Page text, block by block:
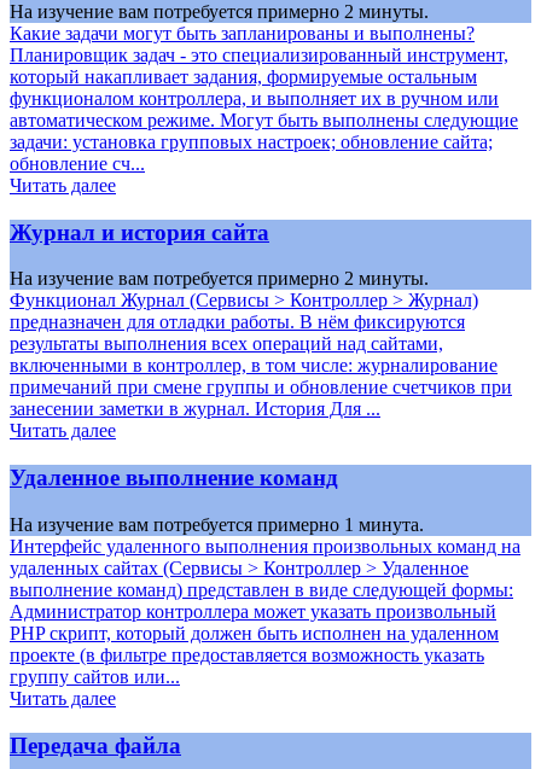
На изучение вам потребуется примерно 2 минуты.
Какие задачи могут быть запланированы и выполнены?
Планировщик задач - это специализированный инструмент,
который накапливает задания, формируемые остальным
функционалом контроллера, и выполняет их в ручном или
автоматическом режиме. Могут быть выполнены следующие
задачи: установка групповых настроек; обновление сайта;
обновление сч...
Читать далее
Журнал и история сайта
На изучение вам потребуется примерно 2 минуты.
Функционал Журнал (Сервисы > Контроллер > Журнал)
предназначен для отладки работы. В нём фиксируются
результаты выполнения всех операций над сайтами,
включенными в контроллер, в том числе: журналирование
примечаний при смене группы и обновление счетчиков при
занесении заметки в журнал. История Для ...
Читать далее
Удаленное выполнение команд
На изучение вам потребуется примерно 1 минута.
Интерфейс удаленного выполнения произвольных команд на
удаленных сайтах (Сервисы > Контроллер > Удаленное
выполнение команд) представлен в виде следующей формы:
Администратор контроллера может указать произвольный
PHP скрипт, который должен быть исполнен на удаленном
проекте (в фильтре предоставляется возможность указать
группу сайтов или...
Читать далее
Передача файла